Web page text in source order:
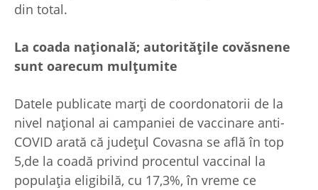
din total.
La coada națională; autoritățile covăsnene
sunt oarecum mulțumite
Datele publicate marți de coordonatorii de la
nivel național ai campaniei de vaccinare anti-
COVID arată că județul Covasna se află în top
5,de la coadă privind procentul vaccinal la
populația eligibilă, cu 17,3%, în vreme ce